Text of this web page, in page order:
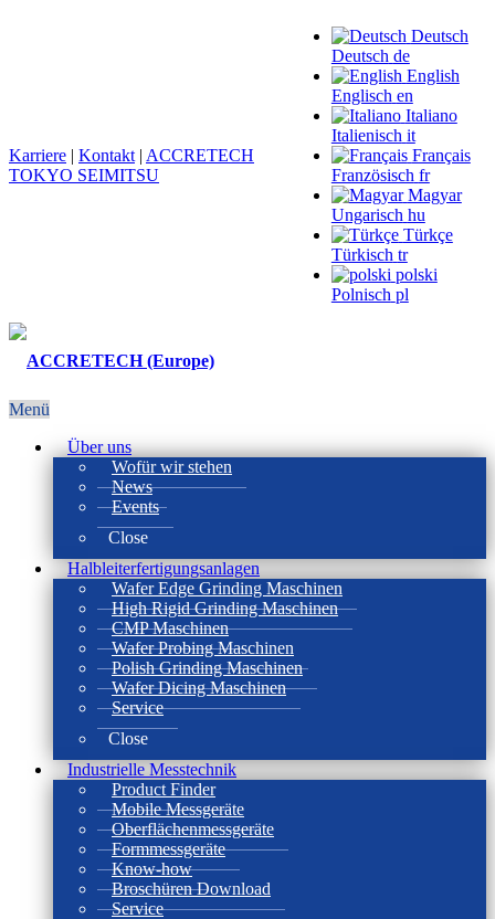
Deutsch
Deutsch de
English
Englisch en
Italiano
Italienisch it
Français
Französisch fr
Magyar
Ungarisch hu
Türkçe
Türkisch tr
polski
Polnisch pl
Karriere | Kontakt | ACCRETECH
TOKYO SEIMITSU
Menü
Über uns
Wofür wir stehen
News
Events
Close
Halbleiterfertigungsanlagen
Wafer Edge Grinding Maschinen
High Rigid Grinding Maschinen
CMP Maschinen
Wafer Probing Maschinen
Polish Grinding Maschinen
Wafer Dicing Maschinen
Service
Close
Industrielle Messtechnik
Product Finder
Mobile Messgeräte
Oberflächenmessgeräte
Formmessgeräte
Know-how
Broschüren Download
Service